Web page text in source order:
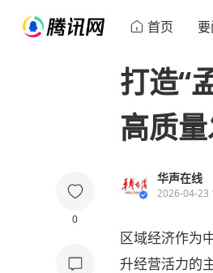
首页
0
打造“
高质
华声在线
2026-04-23
区域经济作为
升经营活力的